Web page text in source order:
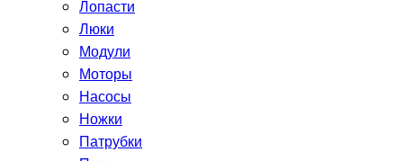
Лопасти
Люки
Модули
Моторы
Насосы
Ножки
Патрубки